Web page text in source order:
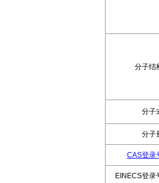
分子结
分子
分子
CAS登录
EINECS登录